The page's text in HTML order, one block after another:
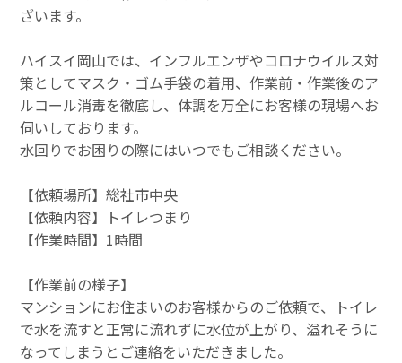
ざいます。
ハイスイ岡山では、インフルエンザやコロナウイルス対
策としてマスク・ゴム手袋の着用、作業前・作業後のア
ルコール消毒を徹底し、体調を万全にお客様の現場へお
伺いしております。
水回りでお困りの際にはいつでもご相談ください。
【依頼場所】総社市中央
【依頼内容】トイレつまり
【作業時間】1時間
【作業前の様子】
マンションにお住まいのお客様からのご依頼で、トイレ
で水を流すと正常に流れずに水位が上がり、溢れそうに
なってしまうとご連絡をいただきました。